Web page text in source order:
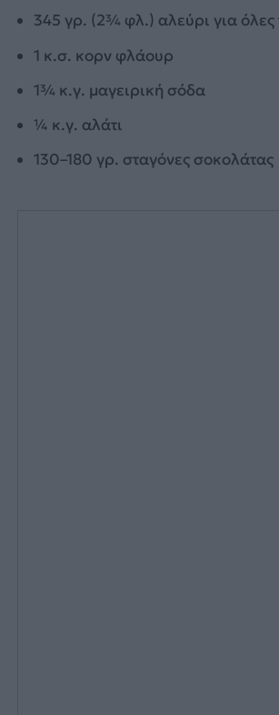
345 γρ. (2¾ φλ.) αλεύρι για όλες
1 κ.σ. κορν φλάουρ
1¾ κ.γ. μαγειρική σόδα
¼ κ.γ. αλάτι
130–180 γρ. σταγόνες σοκολάτας